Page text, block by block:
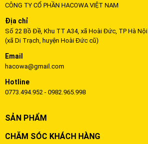
CÔNG TY CỔ PHẦN HACOWA VIỆT NAM
Địa chỉ
Số 22 Bồ Đề, Khu TT A34, xã Hoài Đức, TP Hà Nội
(xã Di Trạch, huyện Hoài Đức cũ)
Email
hacowa@gmail.com
Hotline
0773.494.952 - 0982.965.998
SẢN PHẨM
CHĂM SÓC KHÁCH HÀNG